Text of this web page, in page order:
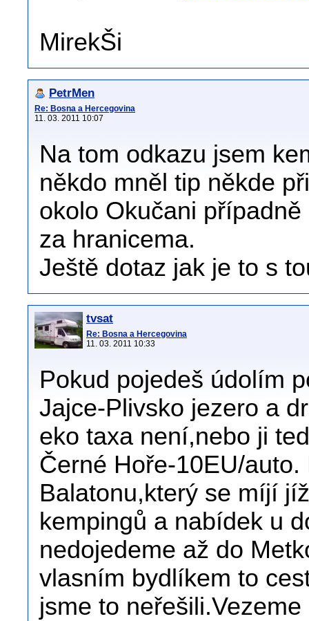
MirekŠi
PetrMen
Re: Bosna a Hercegovina
11. 03. 2011 10:07
Na tom odkazu jsem
někdo mněl tip někde
okolo Okučani
za hranicema.
Ještě dotaz jak je to s
tvsat
Re: Bosna a Hercegovina
11. 03. 2011 10:33
Pokud pojedeš údolím
Jajce-Plivsko jezero a
eko taxa není,nebo ji
Černé Hoře-10EU/
Balatonu,který se míjí
kempingů a nabídek u
nedojedeme až do
vlasním bydlíkem to
jsme to